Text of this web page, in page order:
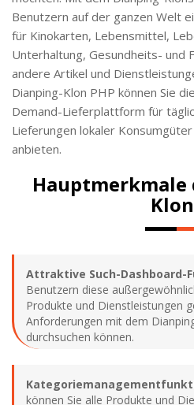
Benutzern auf der ganzen Welt
für Kinokarten, Lebensmittel,
Unterhaltung, Gesundheits- und
andere Artikel und
Dianping-Klon PHP können Sie
Demand-Lieferplattform für
Lieferungen lokaler
anbieten.
Hauptmerkmale
Attraktive Such-Dashboard-
Benutzern diese
Produkte und Dienstleistungen
Anforderungen mit dem
durchsuchen können.
können Sie alle Produkte und